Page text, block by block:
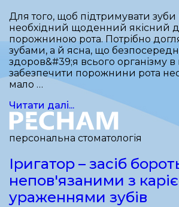
Для того, щоб підтримувати зуби
необхідний щоденний якісний
порожниною рота. Потрібно
зубами, а й ясна, що
здоров&#39;я всього організму
забезпечити порожнини рота
мало …
Читати далі...
персональна стоматологія
Іригатор – засіб
непов'язаними з
ураженнями зубів